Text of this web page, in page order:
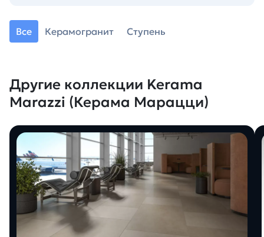
Все Керамогранит Ступень
Другие коллекции Kerama
Marazzi (Керама Марацци)